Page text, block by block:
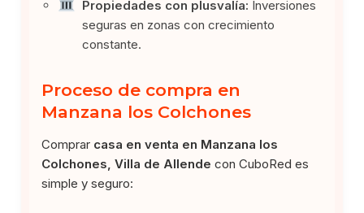
Propiedades con plusvalía: Inversiones
seguras en zonas con crecimiento
constante.
Proceso de compra en
Manzana los Colchones
Comprar casa en venta en Manzana los
Colchones, Villa de Allende con CuboRed es
simple y seguro: